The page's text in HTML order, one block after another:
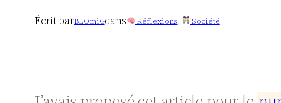
Écrit parBLOmiGdans Réflexions, Société